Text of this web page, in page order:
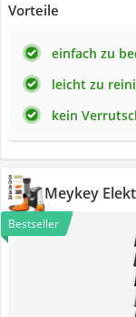
Vorteile
einfach zu
leicht zu
kein
Meykey
Bestseller